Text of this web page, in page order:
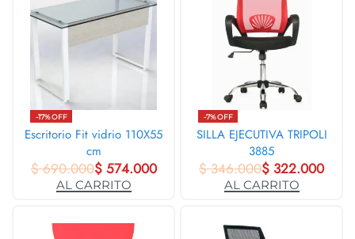
-17% OFF
Escritorio Fit vidrio 110X55
cm
$690.000$574.000
AL CARRITO
-7% OFF
SILLA EJECUTIVA TRIPOLI
3885
$346.000$ 322.000
AL CARRITO